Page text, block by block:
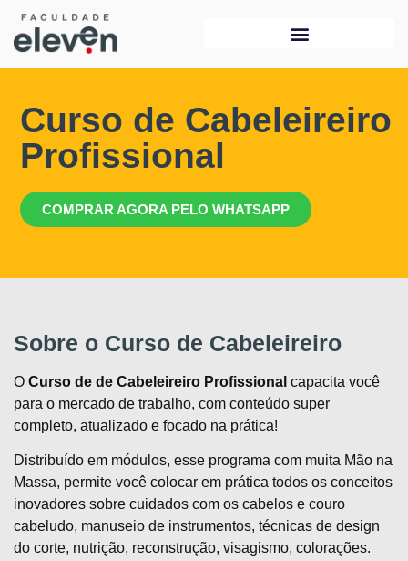
Curso de Cabeleireiro
Profissional
COMPRAR AGORA PELO WHATSAPP
Sobre o Curso de Cabeleireiro
O Curso de de Cabeleireiro Profissional capacita você
para o mercado de trabalho, com conteúdo super
completo, atualizado e focado na prática!
Distribuído em módulos, esse programa com muita Mão na
Massa, permite você colocar em prática todos os conceitos
inovadores sobre cuidados com os cabelos e couro
cabeludo, manuseio de instrumentos, técnicas de design
do corte, nutrição, reconstrução, visagismo, colorações.